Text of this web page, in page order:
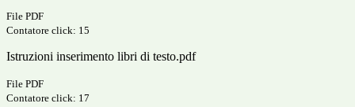
File PDF
Contatore click: 15
Istruzioni inserimento libri di testo.pdf
File PDF
Contatore click: 17